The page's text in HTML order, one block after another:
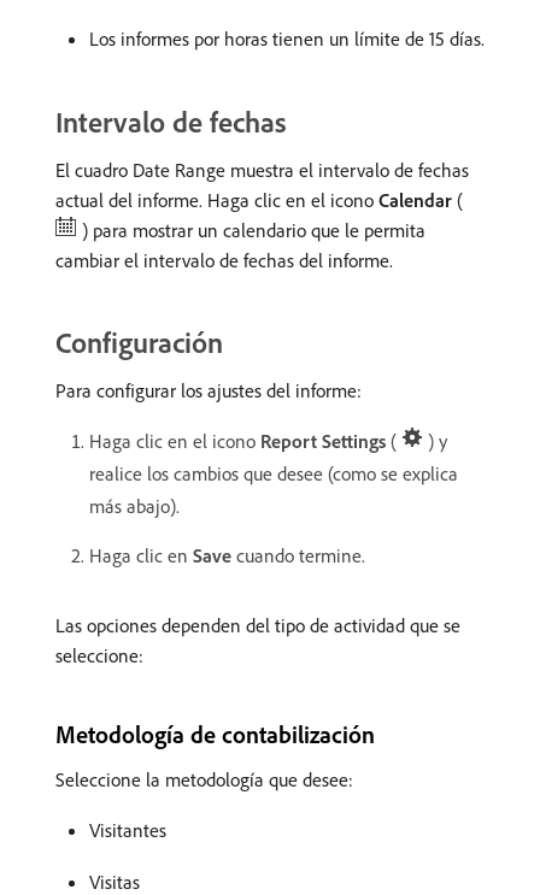
Los informes por horas tienen un límite de 15 días.
Intervalo de fechas
El cuadro Date Range muestra el intervalo de fechas
actual del informe. Haga clic en el icono Calendar (
) para mostrar un calendario que le permita
cambiar el intervalo de fechas del informe.
Configuración
Para configurar los ajustes del informe:
Haga clic en el icono Report Settings (
) y
realice los cambios que desee (como se explica
más abajo).
Haga clic en Save cuando termine.
Las opciones dependen del tipo de actividad que se
seleccione:
Metodología de contabilización
Seleccione la metodología que desee:
Visitantes
Visitas